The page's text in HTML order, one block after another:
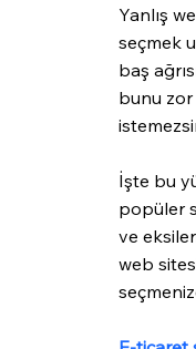
Yanlış
seçmek
baş
bunu
İşte bu
popüler
ve
web